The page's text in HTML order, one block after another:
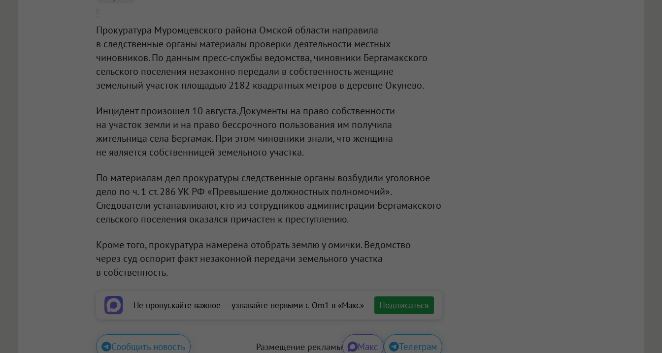
Прокуратура Муромцевского района Омской области направила
в следственные органы материалы проверки деятельности местных
чиновников. По данным пресс-службы ведомства, чиновники Бергамакского
сельского поселения незаконно передали в собственность женщине
земельный участок площадью 2182 квадратных метров в деревне Окунево.
Инцидент произошел 10 августа. Документы на право собственности
на участок земли и на право бессрочного пользования им получила
жительница села Бергамак. При этом чиновники знали, что женщина
не является собственницей земельного участка.
По материалам дел прокуратуры следственные органы возбудили уголовное
дело по ч. 1 ст. 286 УК РФ «Превышение должностных полномочий».
Следователи устанавливают, кто из сотрудников администрации Бергамакского
сельского поселения оказался причастен к преступлению.
Кроме того, прокуратура намерена отобрать землю у омички. Ведомство
через суд оспорит факт незаконной передачи земельного участка
в собственность.
Не пропускайте важное — узнавайте первыми с Om1 в «Макс» Подписаться
Сообщить новость Размещение рекламы Макс Телеграм